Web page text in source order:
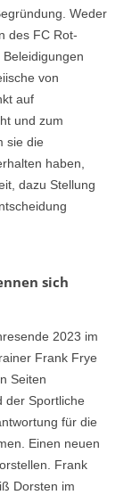
Weder
des FC Rot-
von
auf
und zum
sie die
haben,
dazu Stellung
sich
2023 im
Frank Frye
Seiten
der Sportliche
für die
Einen neuen
Frank
Dorsten im